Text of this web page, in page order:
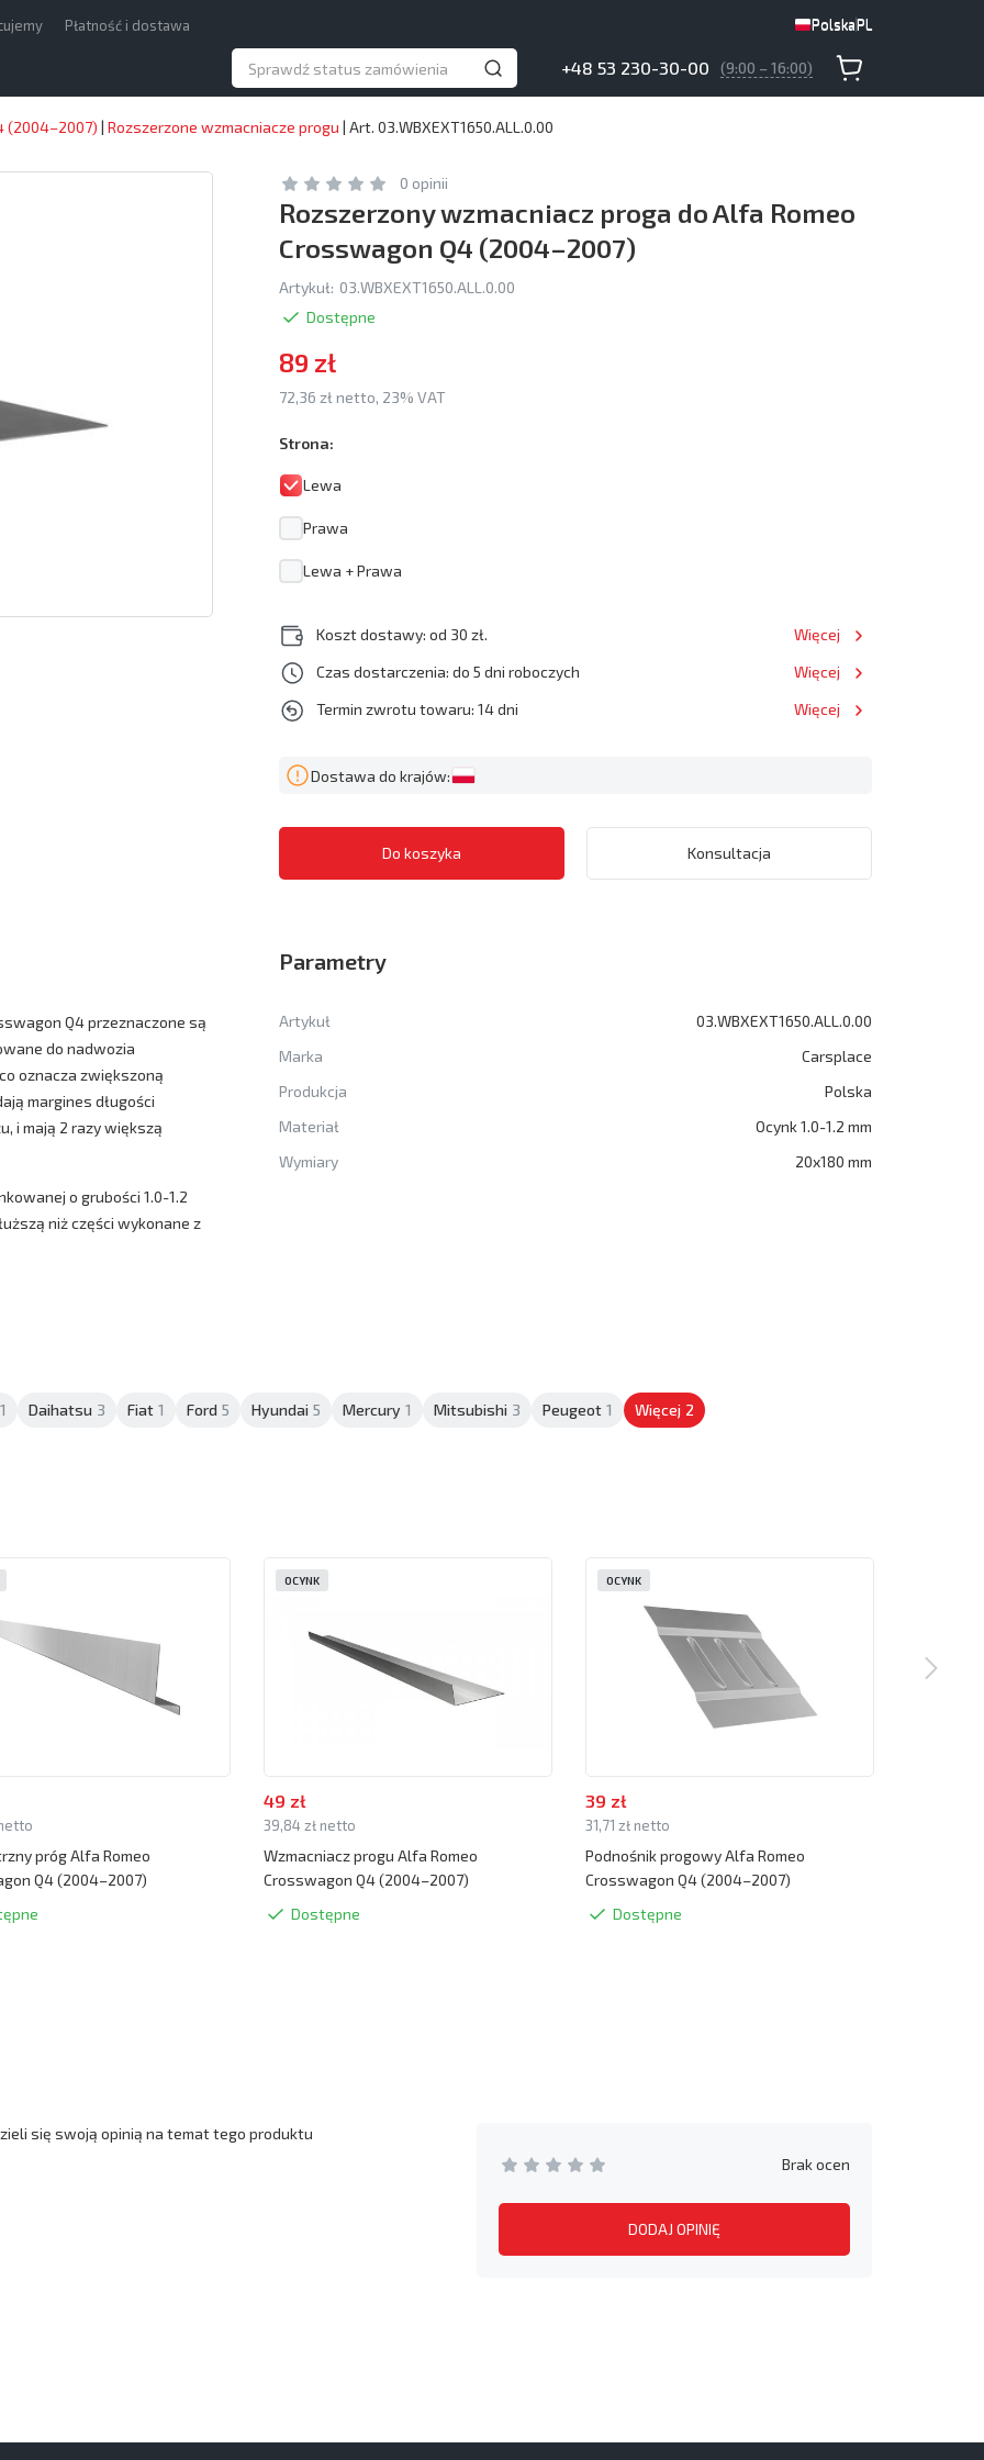
Płatność i dostawa PolskaPL
+48 53 230-30-00 (9:00 – 16:00)
PolskaPL
(2004–2007) | Rozszerzone wzmacniacze progu | Art. 03.WBXEXT1650.ALL.0.00
0 opinii
Rozszerzony wzmacniacz proga do Alfa Romeo
Crosswagon Q4 (2004–2007)
Artykuł: 03.WBXEXT1650.ALL.0.00
Dostępne
89 zł
72,36 zł netto, 23% VAT
Strona:
Lewa
Prawa
Lewa + Prawa
Koszt dostawy: od 30 zł.
Więcej
Czas dostarczenia: do 5 dni roboczych
Więcej
Termin zwrotu towaru: 14 dni
Więcej
Dostawa do krajów:
Konsultacja
Q4 przeznaczone są
do nadwozia
oznacza zwiększoną
margines długości
i mają 2 razy większą
o grubości 1.0-1.2
niż części wykonane z
Parametry
Artykuł
03.WBXEXT1650.ALL.0.00
Marka
Carsplace
Produkcja
Polska
Materiał
Ocynk 1.0-1.2 mm
Wymiary
20x180 mm
1 Daihatsu 3 Fiat 1 Ford 5 Hyundai 5 Mercury 1 Mitsubishi 3 Peugeot 1 Więcej 2
próg Alfa Romeo
Q4 (2004–2007)
49 zł
39,84 zł netto
Wzmacniacz progu Alfa Romeo
Crosswagon Q4 (2004–2007)
Dostępne
OCYNK
39 zł
31,71 zł netto
Podnośnik progowy Alfa Romeo
Crosswagon Q4 (2004–2007)
Dostępne
OCYNK
Brak ocen
DODAJ OPINIĘ
się swoją opinią na temat tego produktu